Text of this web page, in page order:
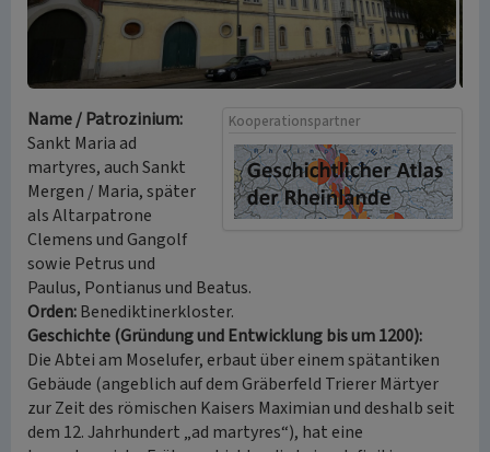
Kooperationspartner
Name / Patrozinium:
Sankt Maria ad
martyres, auch Sankt
Mergen / Maria, später
als Altarpatrone
Clemens und Gangolf
sowie Petrus und
Paulus, Pontianus und Beatus.
Orden:Benediktinerkloster.
Geschichte (Gründung und Entwicklung bis um 1200):
Die Abtei am Moselufer, erbaut über einem spätantiken
Gebäude (angeblich auf dem Gräberfeld Trierer Märtyer
zur Zeit des römischen Kaisers Maximian und deshalb seit
dem 12. Jahrhundert „ad martyres“), hat eine